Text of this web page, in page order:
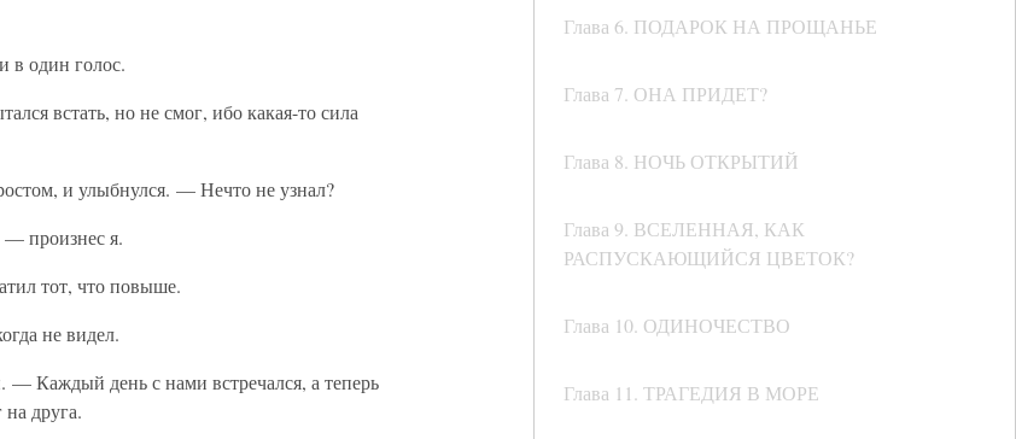
Глава 6. ПОДАРОК НА ПРОЩАНЬЕ
Глава 7. ОНА ПРИДЕТ?
Глава 8. НОЧЬ ОТКРЫТИЙ
Глава 9. ВСЕЛЕННАЯ, КАК
РАСПУСКАЮЩИЙСЯ ЦВЕТОК?
Глава 10. ОДИНОЧЕСТВО
Глава 11. ТРАГЕДИЯ В МОРЕ
один голос.
встать, но не смог, ибо какая-то сила
и улыбнулся. — Нечто не узнал?
произнес я.
тот, что повыше.
не видел.
Каждый день с нами встречался, а теперь
друга.